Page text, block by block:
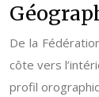
De la
côte vers
profil